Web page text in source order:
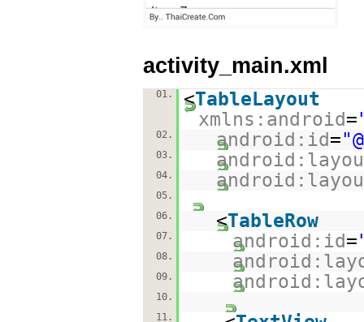
activity_main.xml
01. <TableLayout
xmlns:android=
02. android:id=
03.
04.
05.
06.
<TableRow
07. android:id=
08.
09.
10.
11.